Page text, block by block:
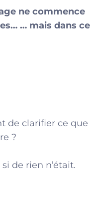
ne commence
… mais dans ce
de clarifier ce que
?
de rien n’était.